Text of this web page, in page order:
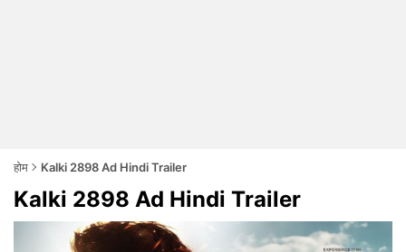
होम Kalki 2898 Ad Hindi Trailer
Kalki 2898 Ad Hindi Trailer